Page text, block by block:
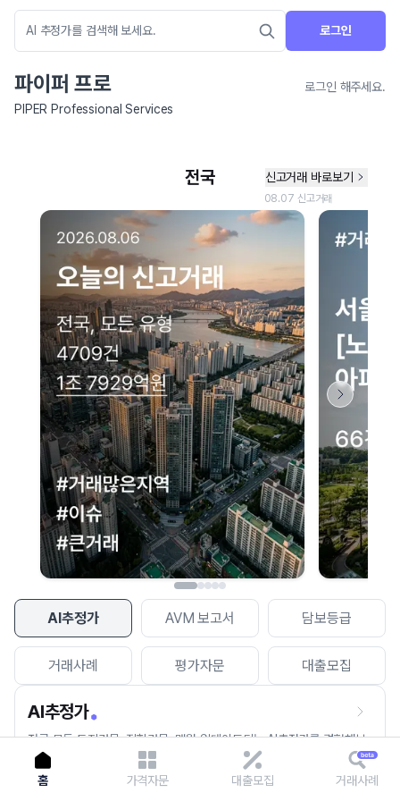
로그인
파이퍼 프로
로그인 해주세요.
PIPER Professional Services
AI추정가 AVM 보고서 담보등급
거래사례 평가자문 대출모집
AI추정가
전국 모든 토지건물, 집합건물, 매월 업데이트되는 AI추정가를 경험해보
세요.
네이버 지도 연결 안내
현재 네이버 지도 연결이 원활하지 않아 지도를 불러올 수 없습니다.
이용에 불편을 드려 죄송합니다.
다시 시도
홈 가격자문 대출모집 거래사례